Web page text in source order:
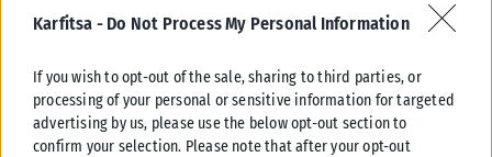
Karfitsa - Do Not Process My Personal Information
If you wish to opt-out of the sale, sharing to third parties, or
processing of your personal or sensitive information for targeted
advertising by us, please use the below opt-out section to
confirm your selection. Please note that after your opt-out
ΕΛΛΆΔΑ